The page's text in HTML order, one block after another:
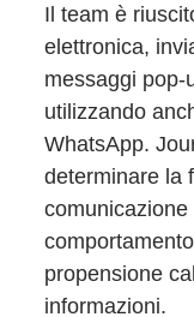
Il team è
elettronica,
messaggi pop-
utilizzando
WhatsApp.
determinare la
propensione
informazioni.